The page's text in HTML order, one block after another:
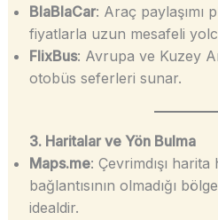
BlaBlaCar: Araç paylaşımı
fiyatlarla uzun mesafeli
FlixBus: Avrupa ve Kuzey
otobüs seferleri sunar.
3. Haritalar ve Yön Bulma
Maps.me: Çevrimdışı
bağlantısının olmadığı
idealdir.